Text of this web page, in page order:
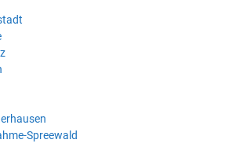
Spreewald